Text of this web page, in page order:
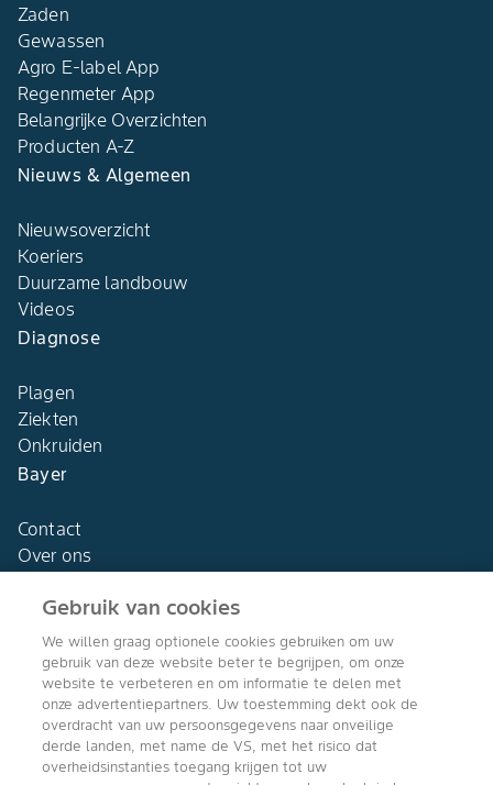
Zaden
Gewassen
Agro E-label App
Regenmeter App
Belangrijke Overzichten
Producten A-Z
Nieuws & Algemeen
Nieuwsoverzicht
Koeriers
Duurzame landbouw
Videos
Diagnose
Plagen
Ziekten
Onkruiden
Bayer
Contact
Over ons
Agro Bayer
Nederland
Gebruik van cookies
We willen graag optionele cookies gebruiken om uw
gebruik van deze website beter te begrijpen, om onze
website te verbeteren en om informatie te delen met
onze advertentiepartners. Uw toestemming dekt ook de
overdracht van uw persoonsgegevens naar onveilige
derde landen, met name de VS, met het risico dat
overheidsinstanties toegang krijgen tot uw